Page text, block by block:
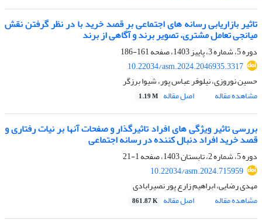
تاثیر بازاریابی رسانه های اجتماعی بر قصد خرید با در نظر گرفتن نقش
میانجی تعامل مشتری، تصویر برند و آگاهی از برند
دوره 5، شماره 3، پاییز 1403، صفحه
161-186
10.22034/asm.2024.2046935.3317
حسین نوروزی، نیلوفر عباس پور، شیوا برزگر
مشاهده مقاله
اصل مقاله 1.19 M
بررسی تاثیر ویژگی‏ های افراد تاثیرگذار و صفحات آنها بر نیات رفتاری و
قصد خرید افراد دنبال‏ کننده در رسانه‏ اجتماعی
دوره 5، شماره 2، تابستان 1403، صفحه
1-21
10.22034/asm.2024.715959
مهدی رضایی، ابراهیم زارع پور نصیرابادی
مشاهده مقاله
اصل مقاله 861.87 K